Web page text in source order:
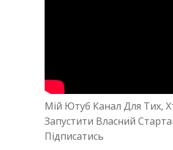
Мій Ютуб Канал Для Тих,
Запустити Власний
Підписатись